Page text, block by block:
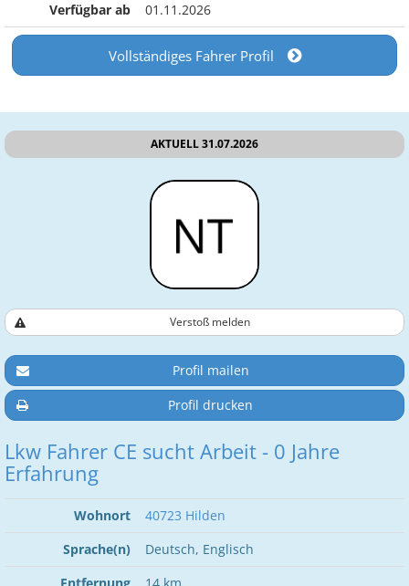
Verfügbar ab 01.11.2026
Vollständiges Fahrer Profil
AKTUELL 31.07.2026
Verstoß melden
Profil mailen
Profil drucken
Lkw Fahrer CE sucht Arbeit - 0 Jahre
Erfahrung
Wohnort
40723 Hilden
Sprache(n)
Deutsch, Englisch